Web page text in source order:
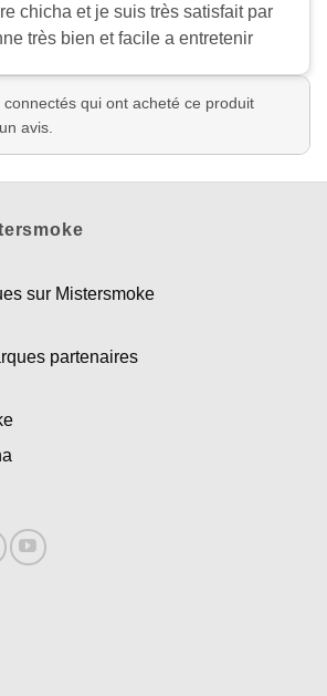
chicha et je suis très satisfait par
très bien et facile a entretenir
connectés qui ont acheté ce produit
avis.
sur Mistersmoke
partenaires